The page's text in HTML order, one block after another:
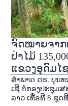
ຈົດໝາຍຈາກຜູ້ຟັງ: ປີ 2023, ລາ
ປ່າໄມ້
ແຂວງອຸດົມໄຊ
ສໍາພາດ ດຣ. ບຸນທ
ເຊີ ຕໍ່ກອງປະຊຸມສ
ລາວ ເທື່ອທີ 8 ຊຸດ